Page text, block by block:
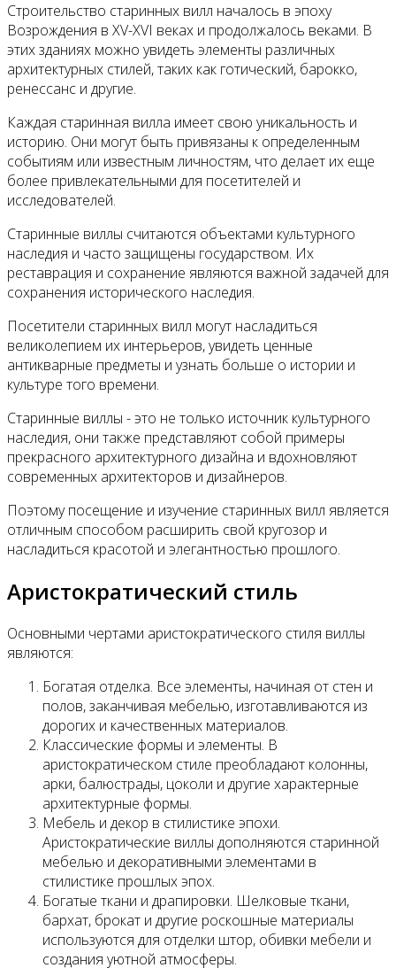
Строительство старинных вилл началось в эпоху
Возрождения в XV-XVI веках и продолжалось веками. В
этих зданиях можно увидеть элементы различных
архитектурных стилей, таких как готический, барокко,
ренессанс и другие.
Каждая старинная вилла имеет свою уникальность и
историю. Они могут быть привязаны к определенным
событиям или известным личностям, что делает их еще
более привлекательными для посетителей и
исследователей.
Старинные виллы считаются объектами культурного
наследия и часто защищены государством. Их
реставрация и сохранение являются важной задачей для
сохранения исторического наследия.
Посетители старинных вилл могут насладиться
великолепием их интерьеров, увидеть ценные
антикварные предметы и узнать больше о истории и
культуре того времени.
Старинные виллы - это не только источник культурного
наследия, они также представляют собой примеры
прекрасного архитектурного дизайна и вдохновляют
современных архитекторов и дизайнеров.
Поэтому посещение и изучение старинных вилл является
отличным способом расширить свой кругозор и
насладиться красотой и элегантностью прошлого.
Аристократический стиль
Основными чертами аристократического стиля виллы
являются:
Богатая отделка. Все элементы, начиная от стен и
полов, заканчивая мебелью, изготавливаются из
дорогих и качественных материалов.
Классические формы и элементы. В
аристократическом стиле преобладают колонны,
арки, балюстрады, цоколи и другие характерные
архитектурные формы.
Мебель и декор в стилистике эпохи.
Аристократические виллы дополняются старинной
мебелью и декоративными элементами в
стилистике прошлых эпох.
Богатые ткани и драпировки. Шелковые ткани,
бархат, брокат и другие роскошные материалы
используются для отделки штор, обивки мебели и
создания уютной атмосферы.